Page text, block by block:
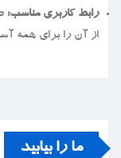
رابط کاربری مناسب:
از آن را برای همه
ما را بیابید